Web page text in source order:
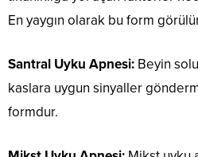
En yaygın olarak bu form
Santral Uyku Apnesi: Beyin
kaslara uygun sinyaller
formdur.